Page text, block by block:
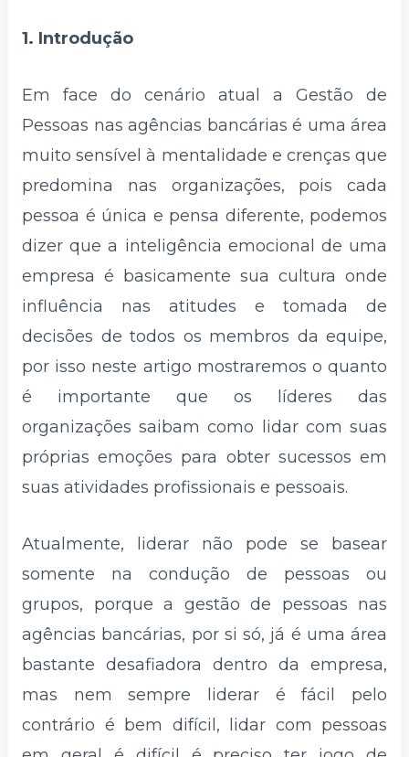
1. Introdução
Em face do cenário atual a Gestão de
Pessoas nas agências bancárias é uma área
muito sensível à mentalidade e crenças que
predomina nas organizações, pois cada
pessoa é única e pensa diferente, podemos
dizer que a inteligência emocional de uma
empresa é basicamente sua cultura onde
influência nas atitudes e tomada de
decisões de todos os membros da equipe,
por isso neste artigo mostraremos o quanto
é importante que os líderes das
organizações saibam como lidar com suas
próprias emoções para obter sucessos em
suas atividades profissionais e pessoais.
Atualmente, liderar não pode se basear
somente na condução de pessoas ou
grupos, porque a gestão de pessoas nas
agências bancárias, por si só, já é uma área
bastante desafiadora dentro da empresa,
mas nem sempre liderar é fácil pelo
contrário é bem difícil, lidar com pessoas